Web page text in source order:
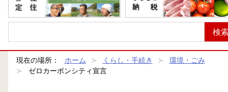
現在の場所： ホーム くらし・手続き
環境・ごみ
ゼロカーボンシティ宣言